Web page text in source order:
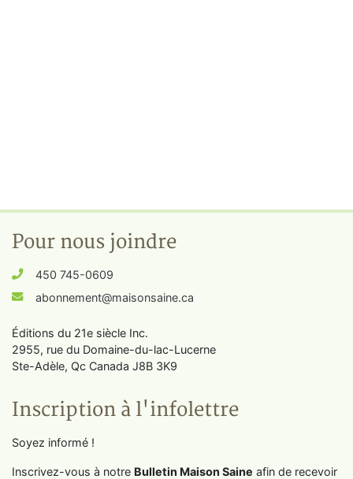
Pour nous joindre
450 745-0609
abonnement@maisonsaine.ca
Éditions du 21e siècle Inc.
2955, rue du Domaine-du-lac-Lucerne
Ste-Adèle, Qc Canada J8B 3K9
Inscription à l'infolettre
Soyez informé !
Inscrivez-vous à notre Bulletin Maison Saine afin de recevoir